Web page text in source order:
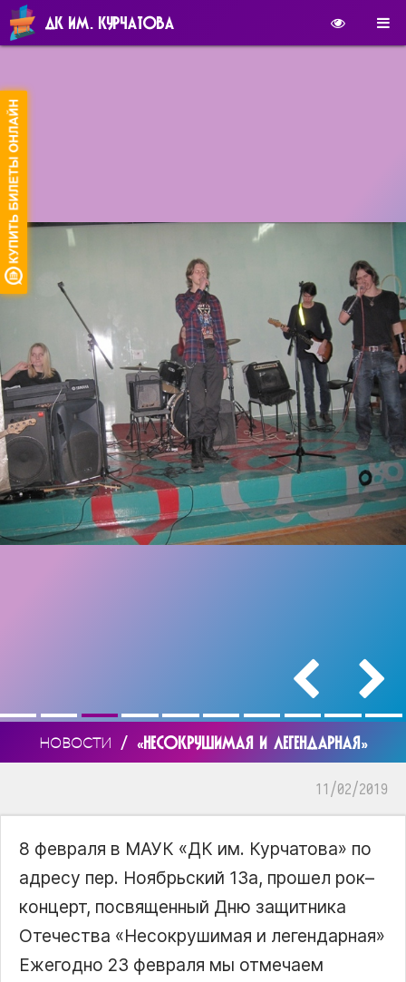
ДК ИМ. КУРЧАТОВА
НОВОСТИ / «НЕСОКРУШИМАЯ И ЛЕГЕНДАРНАЯ»
11/02/2019
8 февраля в МАУК «ДК им. Курчатова» по
адресу пер. Ноябрьский 13а, прошел рок–
концерт, посвященный Дню защитника
Отечества «Несокрушимая и легендарная»
Ежегодно 23 февраля мы отмечаем